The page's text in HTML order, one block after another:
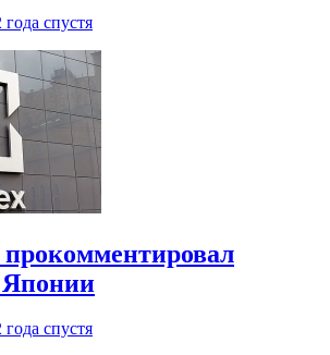
года спустя
прокомментировал
года спустя